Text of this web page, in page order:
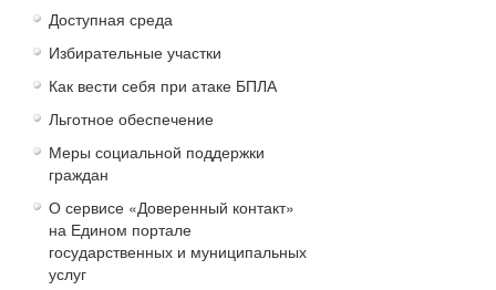
Доступная среда
Избирательные участки
Как вести себя при атаке БПЛА
Льготное обеспечение
Меры социальной поддержки
граждан
О сервисе «Доверенный контакт»
на Едином портале
государственных и муниципальных
услуг